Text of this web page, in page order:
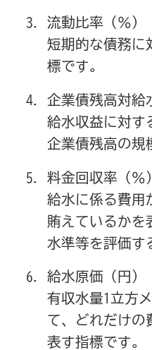
流動比率（％）
短期的な債務に
標です。
企業債残高対給
給水収益に対す
企業債残高の規
料金回収率（％
給水に係る費用
賄えているかを
水準等を評価す
給水原価（円）
有収水量1立方
て、どれだけの
表す指標です。